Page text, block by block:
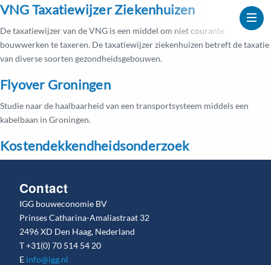
VNG Taxatiewijzer Ziekenhuizen
De taxatiewijzer van de VNG is een middel om niet courante
bouwwerken te taxeren. De taxatiewijzer ziekenhuizen betreft de taxatie
van diverse soorten gezondheidsgebouwen.
Flyover Groningen
Studie naar de haalbaarheid van een transportsysteem middels een
kabelbaan in Groningen.
Kostendekkendheidsonderzoek
Contact
IGG bouweconomie BV
Prinses Catharina-Amaliastraat 32
2496 XD Den Haag, Nederland
T+31(0) 70 514 54 20
E info@igg.nl